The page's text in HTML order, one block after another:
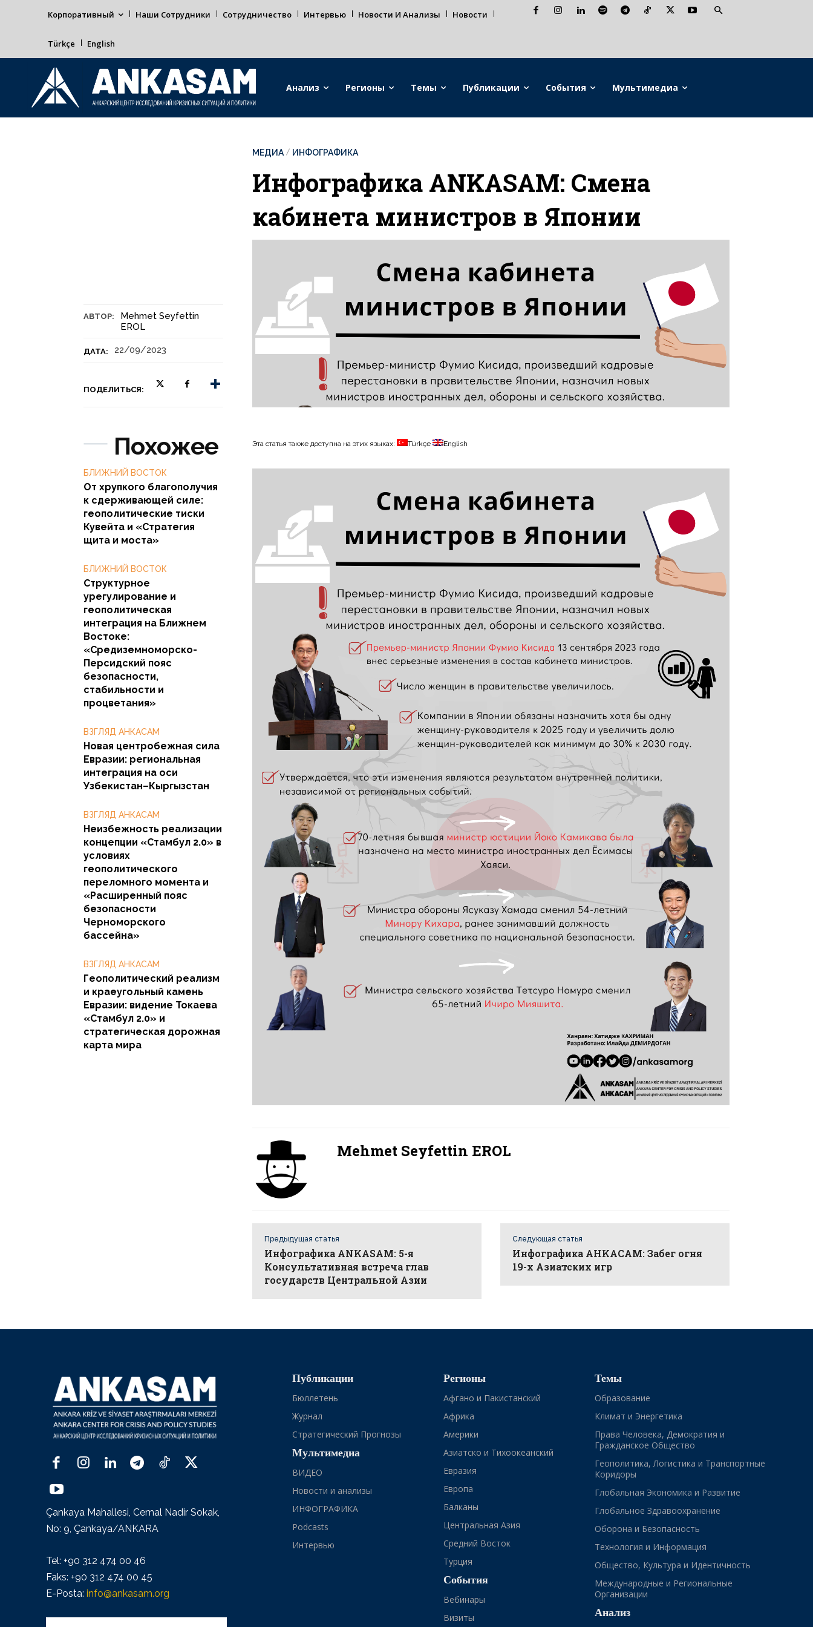
Корпоративный Наши Сотрудники Сотрудничество Интервью Новости И Анализы Новости
Türkçe English
Анализ Регионы Темы Публикации События Мультимедиа
АВТОР:
Mehmet Seyfettin
EROL
ДАТА: 22/09/2023
ПОДЕЛИТЬСЯ:
МЕДИА ИНФОГРАФИКА
Инфографика ANKASAM: Смена
кабинета министров в Японии
Похожее
БЛИЖНИЙ ВОСТОК
От хрупкого благополучия
к сдерживающей силе:
геополитические тиски
Кувейта и «Стратегия
щита и моста»
БЛИЖНИЙ ВОСТОК
Структурное
урегулирование и
геополитическая
интеграция на Ближнем
Востоке:
«Средиземноморско-
Персидский пояс
безопасности,
стабильности и
процветания»
ВЗГЛЯД АНКАСАМ
Новая центробежная сила
Евразии: региональная
интеграция на оси
Узбекистан–Кыргызстан
ВЗГЛЯД АНКАСАМ
Неизбежность реализации
концепции «Стамбул 2.0» в
условиях
геополитического
переломного момента и
«Расширенный пояс
безопасности
Черноморского
бассейна»
ВЗГЛЯД АНКАСАМ
Геополитический реализм
и краеугольный камень
Евразии: видение Токаева
«Стамбул 2.0» и
стратегическая дорожная
карта мира
Эта статья также доступна на этих языках: Türkçe English
Mehmet Seyfettin EROL
Предыдущая статья
Инфографика ANKASAM: 5-я
Консультативная встреча глав
государств Центральной Азии
Следующая статья
Инфографика AHKACAM: Забег огня
19-х Азиатских игр
Çankaya Mahallesi, Cemal Nadir Sokak,
No: 9, Çankaya/ANKARA
Tel: +90 312 474 00 46
Faks: +90 312 474 00 45
E-Posta: info@ankasam.org
Публикации
Бюллетень
Журнал
Стратегический Прогнозы
Мультимедиа
ВИДЕО
Новости и анализы
ИНФОГРАФИКА
Podcasts
Интервью
Регионы
Афгано и Пакистанский
Африка
Америки
Азиатско и Тихоокеанский
Евразия
Европа
Балканы
Центральная Азия
Средний Восток
Турция
События
Вебинары
Визиты
Темы
Образование
Климат и Энергетика
Права Человека, Демократия и
Гражданское Общество
Геополитика, Логистика и Транспортные
Коридоры
Глобальная Экономика и Развитие
Глобальное Здравоохранение
Оборона и Безопасность
Технология и Информация
Общество, Культура и Идентичность
Международные и Региональные
Организации
Анализ